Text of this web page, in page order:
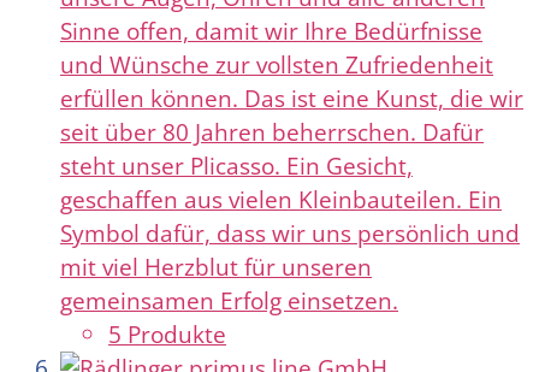
Sinne offen, damit wir Ihre Bedürfnisse
und Wünsche zur vollsten Zufriedenheit
erfüllen können. Das ist eine Kunst, die wir
seit über 80 Jahren beherrschen. Dafür
steht unser Plicasso. Ein Gesicht,
geschaffen aus vielen Kleinbauteilen. Ein
Symbol dafür, dass wir uns persönlich und
mit viel Herzblut für unseren
gemeinsamen Erfolg einsetzen.
5 Produkte